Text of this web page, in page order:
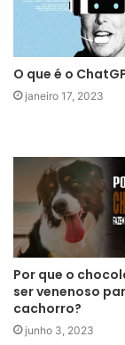
O que é o
janeiro 17, 2023
Por que o
ser venenoso
cachorro?
junho 3, 2023